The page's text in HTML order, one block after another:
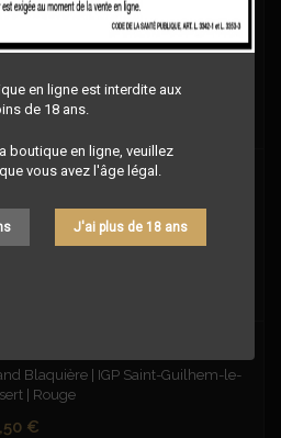
en ligne est interdite aux
de 18 ans.
boutique en ligne, veuillez
vous avez l'âge légal.
J'ai plus de 18 ans
DU BOUCHER
Pays d'Oc | Rouge
Blaquière | IGP Saint-Guilhem-le-
| Rouge
€